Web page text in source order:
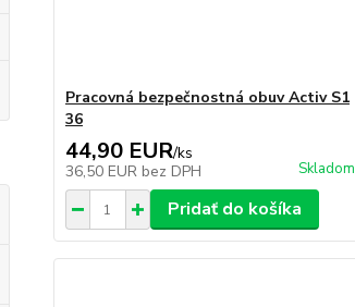
Pracovná bezpečnostná obuv Activ S1
36
44,90 EUR/ks
36,50 EUR bez DPH Skladom
Pridať do košíka